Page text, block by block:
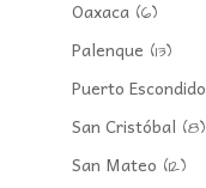
Oaxaca(6)
Palenque (13)
Puerto Escondido
San Cristóbal (8)
San Mateo (12)